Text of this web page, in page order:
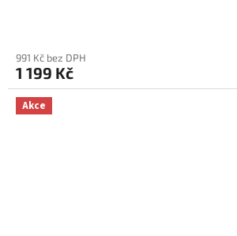
991 Kč bez DPH
1 199 Kč
Akce